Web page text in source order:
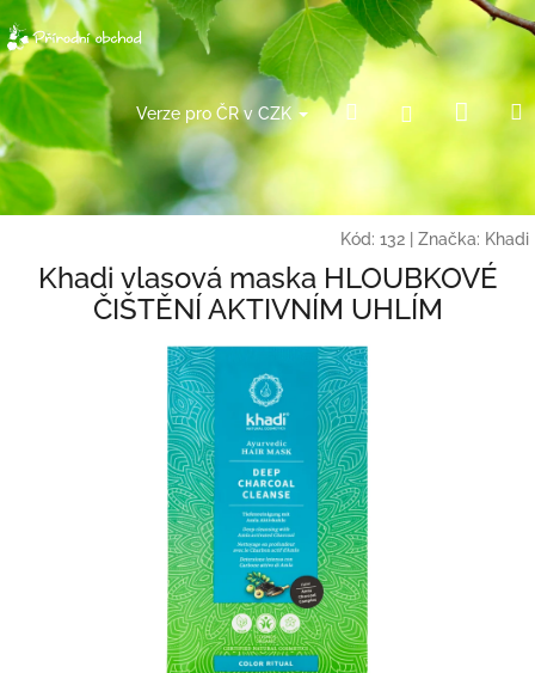
Přejít
na
obsah
Verze pro ČR v CZK Hledat Přihlášení
košík
Kód: 132 Značka: Khadi
Khadi vlasová maska HLOUBKOVÉ
ČIŠTĚNÍ AKTIVNÍM UHLÍM